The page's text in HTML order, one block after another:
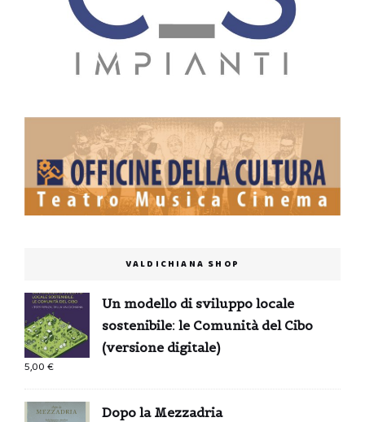
VALDICHIANA SHOP
Un modello di sviluppo locale
sostenibile: le Comunità del Cibo
(versione digitale)
5,00€
Dopo la Mezzadria